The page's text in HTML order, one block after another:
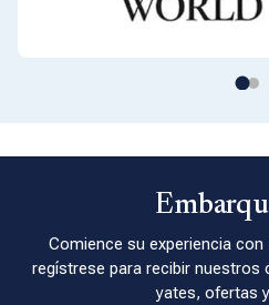
Comience su experiencia
regístrese para recibir
yates, ofertas